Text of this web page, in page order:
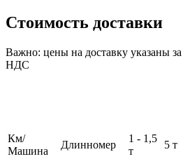
Стоимость доставки
Важно: цены на доставку указаны за
НДС
Км/
Машина
Длинномер
1 - 1,5
т
5 т